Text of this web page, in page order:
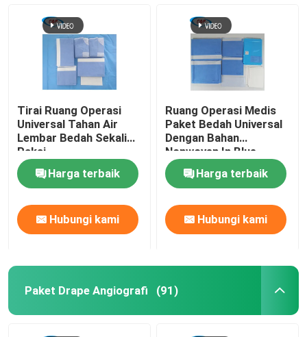
Tirai Ruang Operasi
Universal Tahan Air
Lembar Bedah Sekali
Pakai
Harga terbaik
Hubungi kami
Ruang Operasi Medis
Paket Bedah Universal
Dengan Bahan
Nonwoven In Blue
Harga terbaik
Hubungi kami
Paket Drape Angiografi (91)